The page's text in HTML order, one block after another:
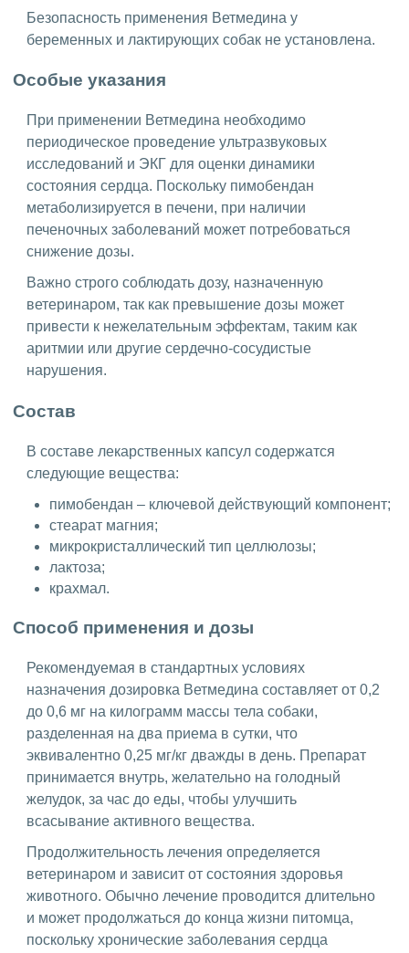
Безопасность применения Ветмедина у
беременных и лактирующих собак не установлена.
Особые указания
При применении Ветмедина необходимо
периодическое проведение ультразвуковых
исследований и ЭКГ для оценки динамики
состояния сердца. Поскольку пимобендан
метаболизируется в печени, при наличии
печеночных заболеваний может потребоваться
снижение дозы.
Важно строго соблюдать дозу, назначенную
ветеринаром, так как превышение дозы может
привести к нежелательным эффектам, таким как
аритмии или другие сердечно-сосудистые
нарушения.
Состав
В составе лекарственных капсул содержатся
следующие вещества:
пимобендан – ключевой действующий компонент;
стеарат магния;
микрокристаллический тип целлюлозы;
лактоза;
крахмал.
Способ применения и дозы
Рекомендуемая в стандартных условиях
назначения дозировка Ветмедина составляет от 0,2
до 0,6 мг на килограмм массы тела собаки,
разделенная на два приема в сутки, что
эквивалентно 0,25 мг/кг дважды в день. Препарат
принимается внутрь, желательно на голодный
желудок, за час до еды, чтобы улучшить
всасывание активного вещества.
Продолжительность лечения определяется
ветеринаром и зависит от состояния здоровья
животного. Обычно лечение проводится длительно
и может продолжаться до конца жизни питомца,
поскольку хронические заболевания сердца